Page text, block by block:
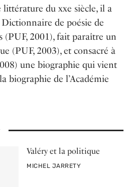
littérature du xxe siècle, il a
de poésie de
(PUF, 2001), fait paraître un
(PUF, 2003), et consacré à
une biographie qui vient
biographie de l’Académie
Valéry et la politique
PAR
MICHEL JARRETY